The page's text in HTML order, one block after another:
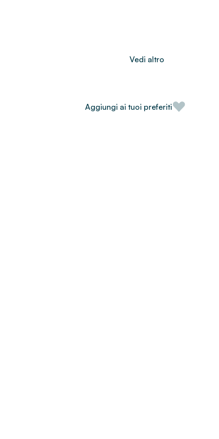
Vedi altro
Aggiungi ai tuoi preferiti